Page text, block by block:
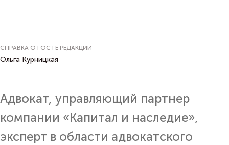
СПРАВКА О ГОСТЕ РЕДАКЦИИ
Ольга Курницкая
Адвокат, управляющий партнер
компании «Капитал и наследие»,
эксперт в области адвокатского